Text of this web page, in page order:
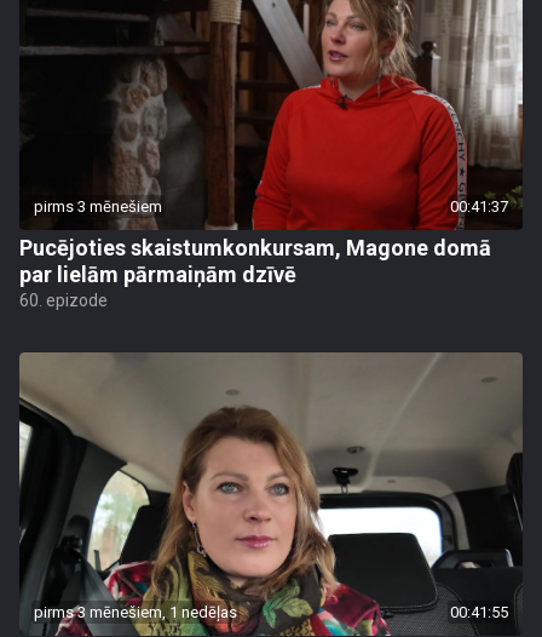
pirms 3 mēnešiem 00:41:37
Pucējoties skaistumkonkursam, Magone domā
par lielām pārmaiņām dzīvē
60. epizode
pirms 3 mēnešiem, 1 nedēļas 00:41:55